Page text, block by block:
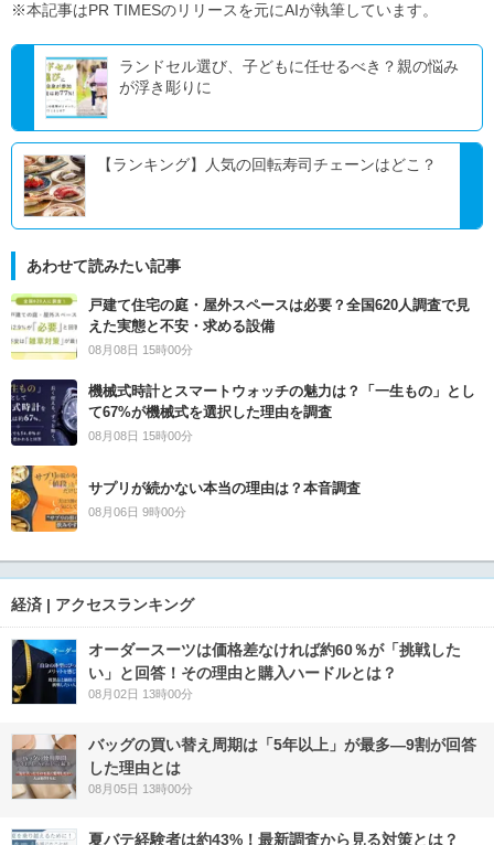
※本記事はPR TIMESのリリースを元にAIが執筆しています。
ランドセル選び、子どもに任せるべき？親の悩み
が浮き彫りに
【ランキング】人気の回転寿司チェーンはどこ？
あわせて読みたい記事
戸建て住宅の庭・屋外スペースは必要？全国620人調査で見
えた実態と不安・求める設備
08月08日 15時00分
機械式時計とスマートウォッチの魅力は？「一生もの」とし
て67%が機械式を選択した理由を調査
08月08日 15時00分
サプリが続かない本当の理由は？本音調査
08月06日 9時00分
経済 | アクセスランキング
オーダースーツは価格差なければ約60％が「挑戦した
い」と回答！その理由と購入ハードルとは？
08月02日 13時00分
バッグの買い替え周期は「5年以上」が最多―9割が回答
した理由とは
08月05日 13時00分
夏バテ経験者は約43%！最新調査から見る対策とは？